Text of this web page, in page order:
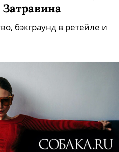
бэкграунд в ретейле и